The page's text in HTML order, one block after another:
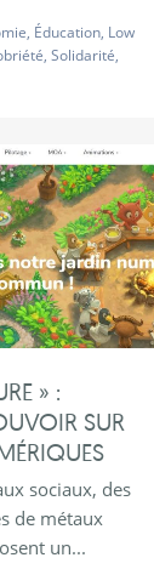
, Éducation, Low
, Solidarité,
» :
SUR
sociaux, des
de métaux
un...